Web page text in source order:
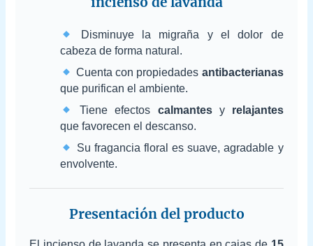
Disminuye la migraña y el dolor de
cabeza de forma natural.
Cuenta con propiedades antibacterianas
que purifican el ambiente.
Tiene efectos calmantesy relajantes
que favorecen el descanso.
Su fragancia floral es suave, agradable y
envolvente.
Presentación del producto